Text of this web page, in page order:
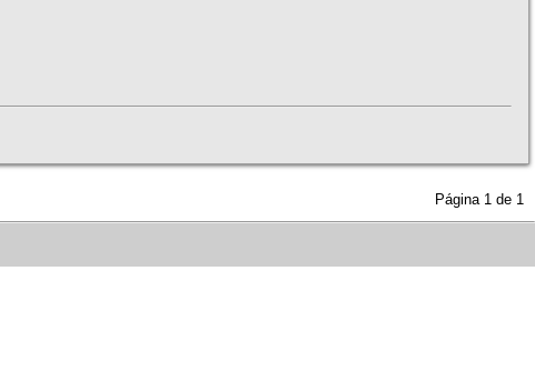
Página 1 de 1